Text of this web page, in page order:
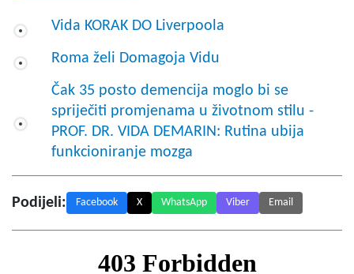
Vida KORAK DO Liverpoola
Roma želi Domagoja Vidu
Čak 35 posto demencija moglo bi se
spriječiti promjenama u životnom stilu -
PROF. DR. VIDA DEMARIN: Rutina ubija
funkcioniranje mozga
Podijeli: Facebook X WhatsApp Viber Email